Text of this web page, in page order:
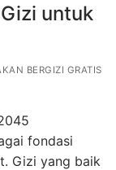
untuk
BERGIZI GRATIS
fondasi
Gizi yang baik